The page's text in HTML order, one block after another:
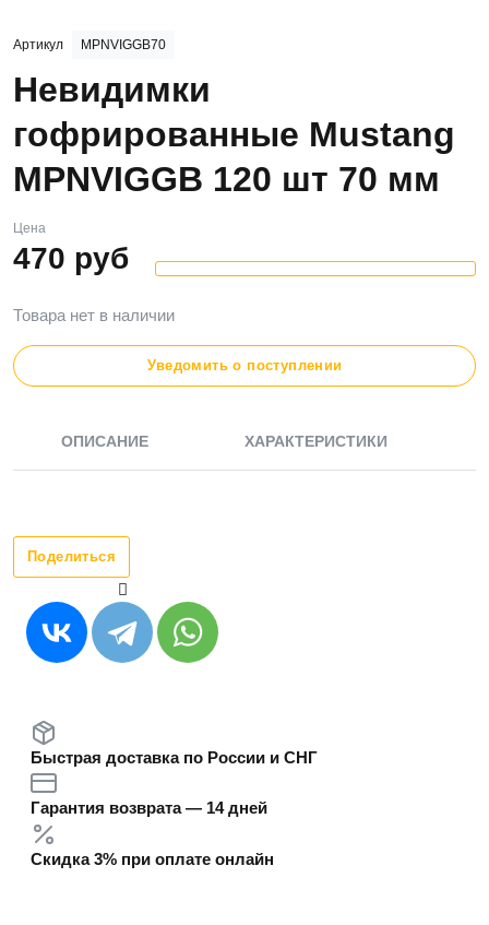
Артикул MPNVIGGB70
Невидимки
гофрированные Mustang
MPNVIGGB 120 шт 70 мм
Цена
470 руб
Товара нет в наличии
Уведомить о поступлении
ОПИСАНИЕ ХАРАКТЕРИСТИКИ
Поделиться
Быстрая доставка по России и СНГ
Гарантия возврата — 14 дней
Скидка 3% при оплате онлайн